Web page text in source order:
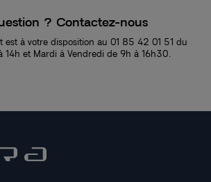
? Contactez-nous
est à votre disposition au 01 85 42 01 51 du
14h et Mardi à Vendredi de 9h à 16h30.